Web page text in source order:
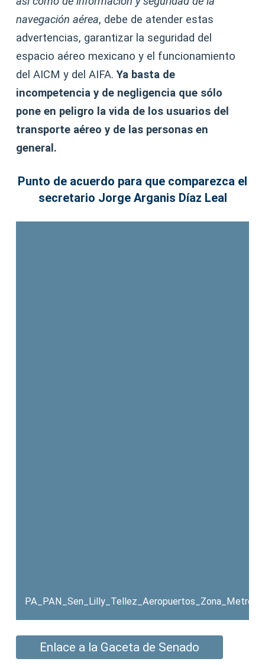
navegación aérea, debe de atender estas
advertencias, garantizar la seguridad del
espacio aéreo mexicano y el funcionamiento
del AICM y del AIFA. Ya basta de
incompetencia y de negligencia que sólo
pone en peligro la vida de los usuarios del
transporte aéreo y de las personas en
general.
Punto de acuerdo para que comparezca el
secretario Jorge Arganis Díaz Leal
Enlace a la Gaceta de Senado